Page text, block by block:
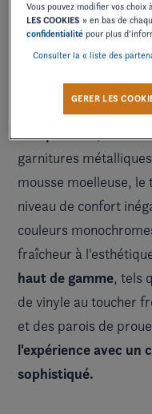
grâce à desdétails
tapis de la
adhérents, tandis
ajoute une touche
le dévouement de
exceptionnel
garnitures
mousse moelleuse,
niveau de confort
couleurs
fraîcheur à
haut de gamme, tels
de vinyle au toucher
et des parois de
l'expérience avec un
sophistiqué.
Vous pouvez modifier vos
LES COOKIES » en bas de
confidentialité pour plus
Consulter la « liste des
GERER LES